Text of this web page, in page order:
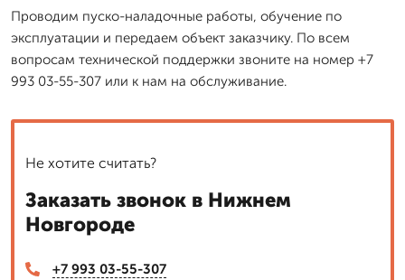
Проводим пуско-наладочные работы, обучение по
эксплуатации и передаем объект заказчику. По всем
вопросам технической поддержки звоните на номер +7
993 03-55-307 или к нам на обслуживание.
Не хотите считать?
Заказать звонок в Нижнем
Новгороде
+7 993 03-55-307